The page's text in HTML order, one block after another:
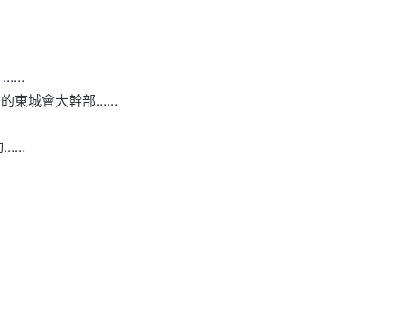
……
的東城會大幹部……
……